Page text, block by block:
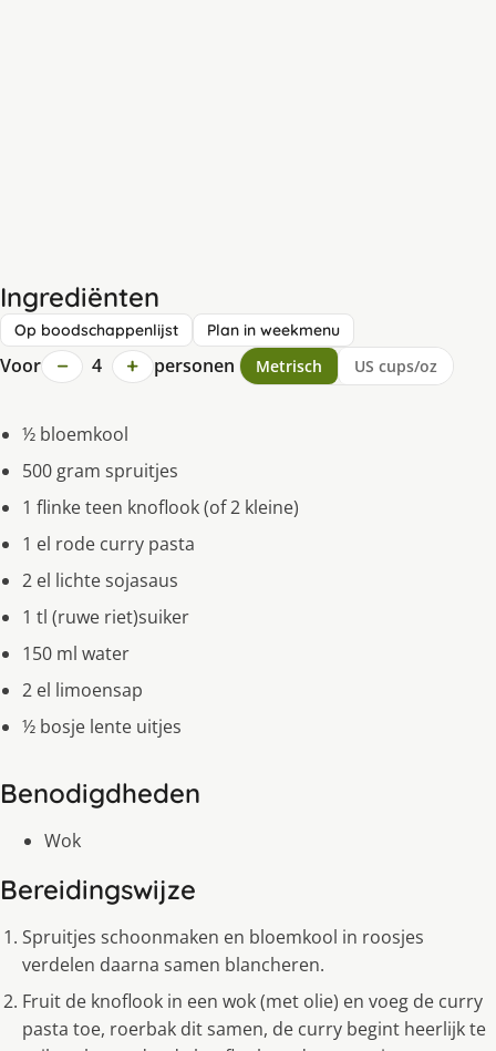
Ingrediënten
Op boodschappenlijst Plan in weekmenu
Voor − 4 + personen Metrisch US cups/oz
½ bloemkool
500 gram spruitjes
1 flinke teen knoflook (of 2 kleine)
1 el rode curry pasta
2 el lichte sojasaus
1 tl (ruwe riet)suiker
150 ml water
2 el limoensap
½ bosje lente uitjes
Benodigdheden
Wok
Bereidingswijze
Spruitjes schoonmaken en bloemkool in roosjes
verdelen daarna samen blancheren.
Fruit de knoflook in een wok (met olie) en voeg de curry
pasta toe, roerbak dit samen, de curry begint heerlijk te